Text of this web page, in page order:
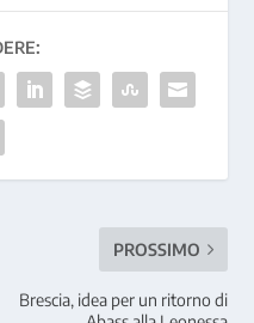
PROSSIMO
Brescia, idea per un ritorno di